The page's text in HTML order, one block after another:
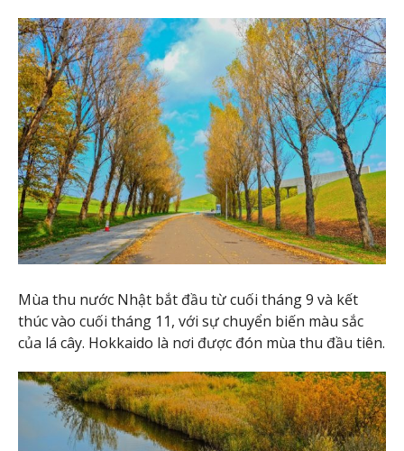
Mùa thu nước Nhật bắt đầu từ cuối tháng 9 và kết
thúc vào cuối tháng 11, với sự chuyển biến màu sắc
của lá cây. Hokkaido là nơi được đón mùa thu đầu tiên.